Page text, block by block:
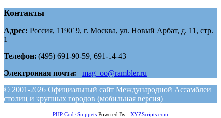
Контакты
Адрес: Россия, 119019, г. Москва, ул. Новый Арбат, д. 11, стр.
1
Телефон: (495) 691-90-59, 691-14-43
Электронная почта:
mag_oo@rambler.ru
© 2001-2026 Официальный сайт Международной Ассамблеи
столиц и крупных городов (мобильная версия)
PHP Code Snippets Powered By : XYZScripts.com